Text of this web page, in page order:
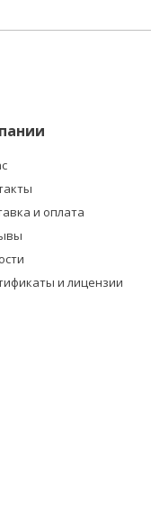
и оплата
и лицензии